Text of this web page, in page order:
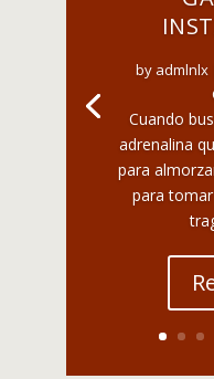
by admlnlx
Cuando
adrenalina
para
para